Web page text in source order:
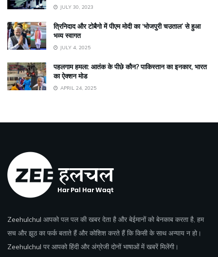
JULY 30, 2023
त्रिनिदाद और टोबैगो में पीएम मोदी का ‘भोजपुरी चउताल’ से हुआ
भव्य स्वागत
JULY 4, 2025
पहलगाम हमला: आतंक के पीछे कौन? पाकिस्तान का इनकार, भारत
का ऐक्शन मोड
APRIL 24, 2025
Zeehulchul आपको पल पल की खबर देता है और बेईमानों को बेनकाब करता है, हम
सच और झूठ का फर्क बताते हैं और कोशिश करते हैं कि किसी के साथ अन्याय न हो।
Zeehulchul पर आपको हिंदी और अंग्रेजी दोनों भाषाओं में खबरें मिलेंगी।